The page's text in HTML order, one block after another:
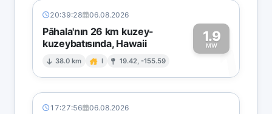
20:39:28 06.08.2026
Pāhala'nın 26 km kuzey-
kuzeybatısında, Hawaii
38.0 km I 19.42, -155.59
1.9
MW1
17:27:56 06.08.2026